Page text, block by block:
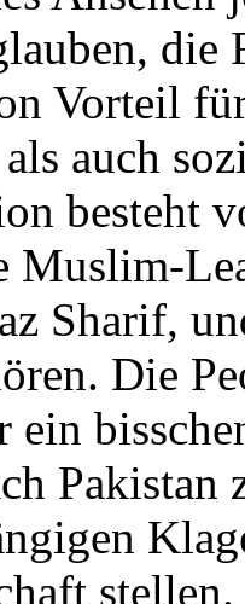
die
Vorteil
auch
besteht
Muslim-
Sharif,
Die
ein